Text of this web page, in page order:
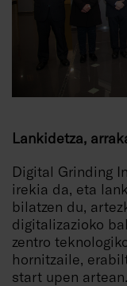
Lankidetza,
Digital Grinding
irekia da, eta
bilatzen du,
digitalizazioko
zentro
hornitzaile,
start upen artean.